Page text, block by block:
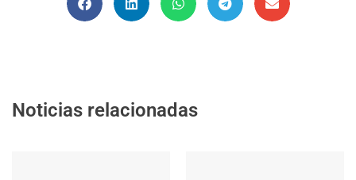
Noticias relacionadas